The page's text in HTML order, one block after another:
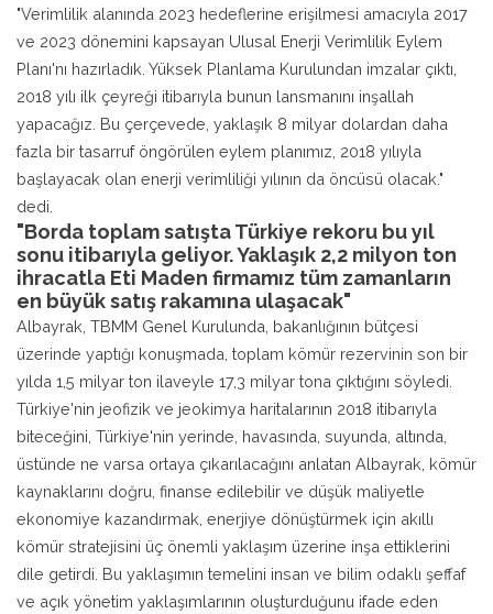
"Verimlilik alanında 2023 hedeflerine erişilmesi amacıyla 2017
ve 2023 dönemini kapsayan Ulusal Enerji Verimlilik Eylem
Planı'nı hazırladık. Yüksek Planlama Kurulundan imzalar çıktı,
2018 yılı ilk çeyreği itibarıyla bunun lansmanını inşallah
yapacağız. Bu çerçevede, yaklaşık 8 milyar dolardan daha
fazla bir tasarruf öngörülen eylem planımız, 2018 yılıyla
başlayacak olan enerji verimliliği yılının da öncüsü olacak."
dedi.
"Borda toplam satışta Türkiye rekoru bu yıl
sonu itibarıyla geliyor. Yaklaşık 2,2 milyon ton
ihracatla Eti Maden firmamız tüm zamanların
en büyük satış rakamına ulaşacak"
Albayrak, TBMM Genel Kurulunda, bakanlığının bütçesi
üzerinde yaptığı konuşmada, toplam kömür rezervinin son bir
yılda 1,5 milyar ton ilaveyle 17,3 milyar tona çıktığını söyledi.
Türkiye'nin jeofizik ve jeokimya haritalarının 2018 itibarıyla
biteceğini, Türkiye'nin yerinde, havasında, suyunda, altında,
üstünde ne varsa ortaya çıkarılacağını anlatan Albayrak, kömür
kaynaklarını doğru, finanse edilebilir ve düşük maliyetle
ekonomiye kazandırmak, enerjiye dönüştürmek için akıllı
kömür stratejisini üç önemli yaklaşım üzerine inşa ettiklerini
dile getirdi. Bu yaklaşımın temelini insan ve bilim odaklı şeffaf
ve açık yönetim yaklaşımlarının oluşturduğunu ifade eden